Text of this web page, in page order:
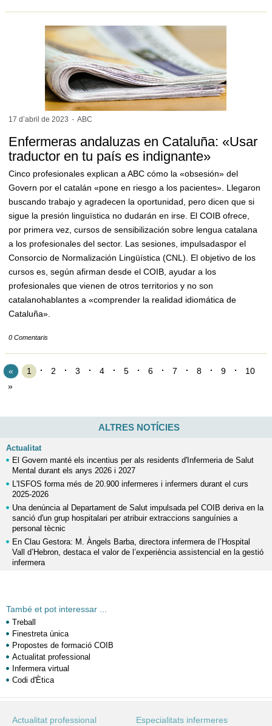
17 d’abril de 2023 - ABC
Enfermeras andaluzas en Cataluña: «Usar
traductor en tu país es indignante»
Cinco profesionales explican a ABC cómo la «obsesión» del
Govern por el catalán «pone en riesgo a los pacientes». Llegaron
buscando trabajo y agradecen la oportunidad, pero dicen que si
sigue la presión linguïstica no dudarán en irse. El COIB ofrece,
por primera vez, cursos de sensibilización sobre lengua catalana
a los profesionales del sector. Las sesiones, impulsadaspor el
Consorcio de Normalización Lingüística (CNL). El objetivo de los
cursos es, según afirman desde el COIB, ayudar a los
profesionales que vienen de otros territorios y no son
catalanohablantes a «comprender la realidad idiomática de
Cataluña».
0 Comentaris
« 1 2 3 4 5 6 7 8 9
10
»
ALTRES NOTÍCIES
Actualitat
El Govern manté els incentius per als residents d'Infermeria de Salut
Mental durant els anys 2026 i 2027
L'ISFOS forma més de 20.900 infermeres i infermers durant el curs
2025-2026
Una denúncia al Departament de Salut impulsada pel COIB deriva en la
sanció d'un grup hospitalari per atribuir extraccions sanguínies a
personal tècnic
En Clau Gestora: M. Àngels Barba, directora infermera de l’Hospital
Vall d’Hebron, destaca el valor de l’experiència assistencial en la gestió
infermera
També et pot interessar ...
Treball
Finestreta única
Propostes de formació COIB
Actualitat professional
Infermera virtual
Codi d'Ètica
Actualitat professional Especialitats infermeres